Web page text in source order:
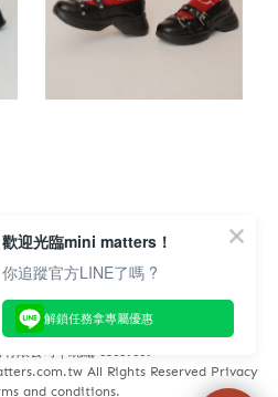
限公司 | 統編 83689089
All Rights Reserved Privacy
and conditions.
歡迎光臨mini matters！
你追蹤官方LINE了嗎 ?
解鎖任務拿專屬優惠